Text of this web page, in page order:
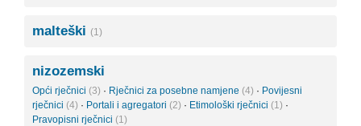
malteški (1)
nizozemski
Opći rječnici (3) · Rječnici za posebne namjene (4) · Povijesni
rječnici (4) · Portali i agregatori (2) · Etimološki rječnici (1) ·
Pravopisni rječnici (1)